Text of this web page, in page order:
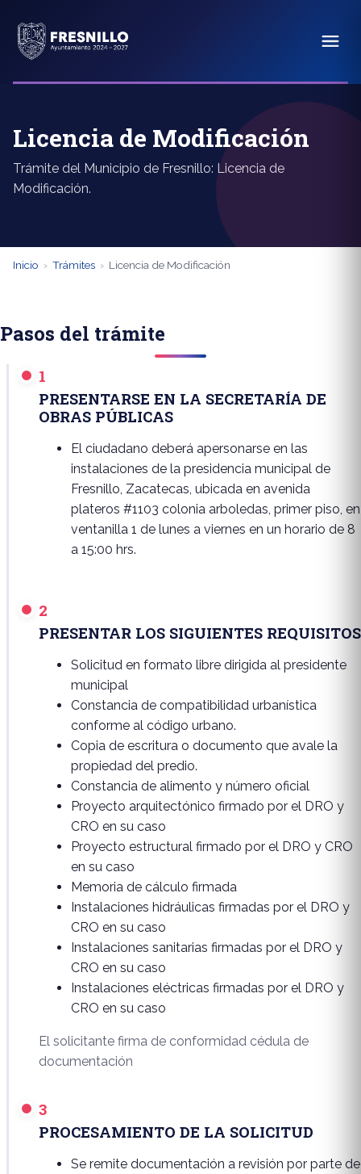
Licencia de Modificación
Trámite del Municipio de Fresnillo: Licencia de
Modificación.
Inicio › Trámites › Licencia de Modificación
Pasos del trámite
1
PRESENTARSE EN LA SECRETARÍA DE
OBRAS PÚBLICAS
El ciudadano deberá apersonarse en las
instalaciones de la presidencia municipal de
Fresnillo, Zacatecas, ubicada en avenida
plateros #1103 colonia arboledas, primer piso, en
ventanilla 1 de lunes a viernes en un horario de 8
a 15:00 hrs.
2
PRESENTAR LOS SIGUIENTES REQUISITOS
Solicitud en formato libre dirigida al presidente
municipal
Constancia de compatibilidad urbanística
conforme al código urbano.
Copia de escritura o documento que avale la
propiedad del predio.
Constancia de alimento y número oficial
Proyecto arquitectónico firmado por el DRO y
CRO en su caso
Proyecto estructural firmado por el DRO y CRO
en su caso
Memoria de cálculo firmada
Instalaciones hidráulicas firmadas por el DRO y
CRO en su caso
Instalaciones sanitarias firmadas por el DRO y
CRO en su caso
Instalaciones eléctricas firmadas por el DRO y
CRO en su caso
El solicitante firma de conformidad cédula de
documentación
3
PROCESAMIENTO DE LA SOLICITUD
Se remite documentación a revisión por parte de